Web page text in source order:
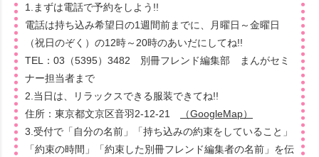
1.まずは電話で予約をしよう!!
電話は持ち込み希望日の1週間前までに、月曜日～金曜日
（祝日のぞく）の12時～20時のあいだにしてね!!
TEL：03（5395）3482 別冊フレンド編集部 まんがセミ
ナー担当者まで
2.当日は、リラックスできる服装できてね!!
住所：東京都文京区音羽2-12-21
（GoogleMap）
3.受付で「自分の名前」「持ち込みの約束をしていること」
「約束の時間」「約束した別冊フレンド編集者の名前」を伝